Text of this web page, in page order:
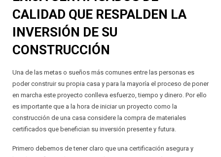
AISLANTES QUE DECORAN
CIELOS SUSPENDIDOS
PAREDES LIVIANAS
SOLUCIONES ACÚSTICAS
PROTECCIÓN PARA PISOS LAMINADOS
PROTECCIÓN PARA ALFOMBRAS
SISTEMAS DE AIRE ACONDICIONADO
PRINCIPALES VENTAJAS ESTRATÉGICAS
RELACIONES COMERCIALES JUSTAS
GARANTÍA
CALIDAD
PROTECCIÓN AL CONSUMIDOR
SATISFACCIÓN AL CLIENTE
RESPALDO TÉCNICO
INSTALADOR
CALIDAD QUE RESPALDEN LA
INVERSIÓN DE SU
CONSTRUCCIÓN
Una de las metas o sueños más comunes entre las personas es
poder construir su propia casa y para la mayoría el proceso de poner
en marcha este proyecto conlleva esfuerzo, tiempo y dinero. Por ello
es importante que a la hora de iniciar un proyecto como la
construcción de una casa considere la compra de materiales
certificados que benefician su inversión presente y futura.
Primero debemos de tener claro que una certificación asegura y